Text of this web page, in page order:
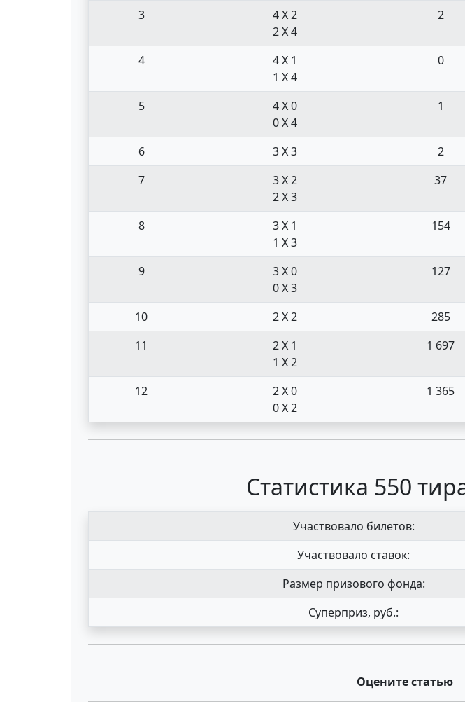
3
4 X 2
2 X 4
2
4
4 X 1
1 X 4
0
5
4 X 0
0 X 4
1
6 3 X 3 2
7
3 X 2
2 X 3
37
8
3 X 1
1 X 3
154
9
3 X 0
0 X 3
127
10 2 X 2 285
11
2 X 1
1 X 2
1 697
12
2 X 0
0 X 2
1 365
Статистика 550
Участвовало билетов:
Участвовало ставок:
Размер призового фонда:
Суперприз, руб.:
Оцените статью